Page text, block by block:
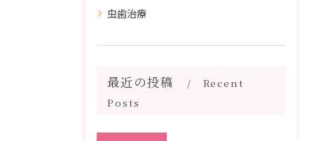
虫歯治療
最近の投稿
Recent
Posts